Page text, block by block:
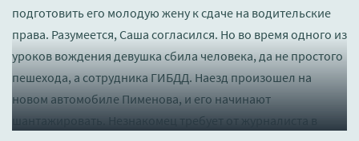
подготовить его молодую жену к сдаче на водительские
права. Разумеется, Саша согласился. Но во время одного из
уроков вождения девушка сбила человека, да не простого
пешехода, а сотрудника ГИБДД. Наезд произошел на
новом автомобиле Пименова, и его начинают
шантажировать. Незнакомец требует от журналиста в